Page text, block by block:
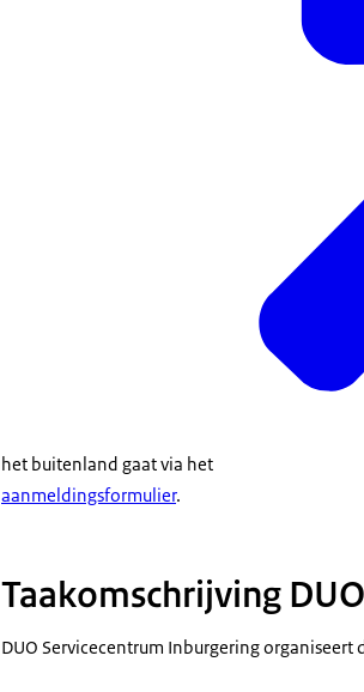
het buitenland gaat via het
aanmeldingsformulier.
Taakomschrijving
DUO Servicecentrum Inburgering